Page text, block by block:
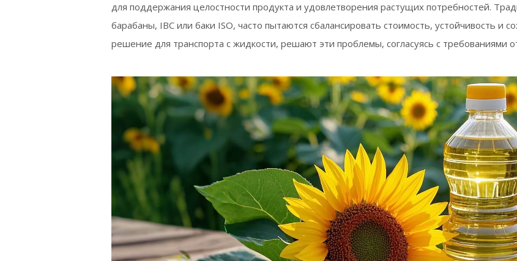
для поддержания целостности продукта и удовлетворения растущих потребностей.
барабаны, IBC или баки ISO, часто пытаются сбалансировать стоимость, устойчивость и
решение для транспорта с жидкости, решают эти проблемы, согласуясь с требованиями